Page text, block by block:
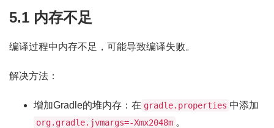
5.1 内存不足
编译过程中内存不足，可能导致编译失败。
解决方法：
增加Gradle的堆内存：在 gradle.properties 中添加
org.gradle.jvmargs=-Xmx2048m 。